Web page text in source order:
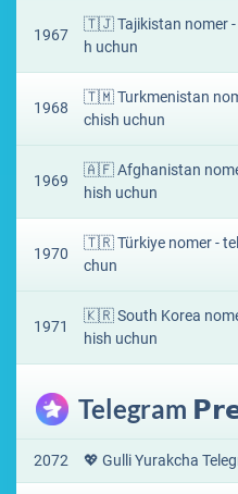
1967
🇹🇯 Tajikistan nomer -
h uchun
1968
🇹🇲 Turkmenistan
chish uchun
1969
🇦🇫 Afghanistan
hish uchun
1970
🇹🇷 Türkiye nomer -
chun
1971
🇰🇷 South Korea
hish uchun
Telegram
2072 💖 Gulli Yurakcha